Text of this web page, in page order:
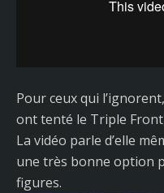
Pour ceux qui
ont tenté le Triple
La vidéo parle d’elle
une très bonne option
figures.